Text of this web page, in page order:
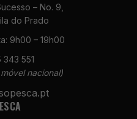
– No. 9,
do Prado
9h00 – 19h00
343 551
nacional)
Necessários
Estes cookies